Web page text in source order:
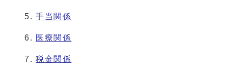
手当関係
医療関係
税金関係